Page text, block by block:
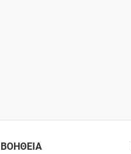
ΒΟΗΘΕΙΑ